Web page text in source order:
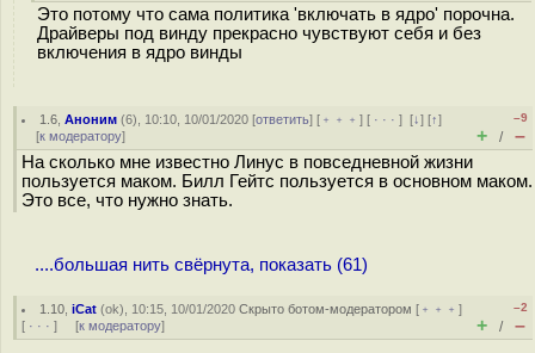
Это потому что сама политика 'включать в ядро' порочна.
Драйверы под винду прекрасно чувствуют себя и без
включения в ядро винды
1.6 ,Аноним (6), 10:10, 10/01/2020 [ответить] [ ﹢﹢﹢] [ · · ·][↓] [↑]
[к модератору]
–9
+ / –
На сколько мне известно Линус в повседневной жизни
пользуется маком. Билл Гейтс пользуется в основном маком.
Это все, что нужно знать.
....большая нить свёрнута, показать (61)
1.10 ,iCat (ok), 10:15, 10/01/2020Скрыто ботом-модератором [ ﹢﹢﹢]
[ · · · ] [к модератору]
–2
+ / –